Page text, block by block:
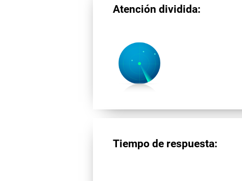
Atención dividida:
Tiempo de respuesta: